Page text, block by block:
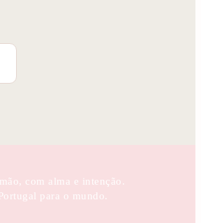
com alma e intenção.
para o mundo.